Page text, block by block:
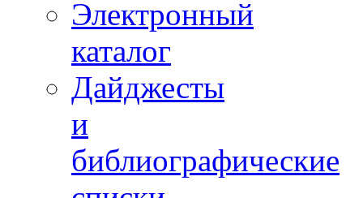
Электронный
каталог
Дайджесты
и
библиографические